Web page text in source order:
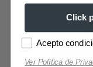
Click
Acepto
Ver Política de